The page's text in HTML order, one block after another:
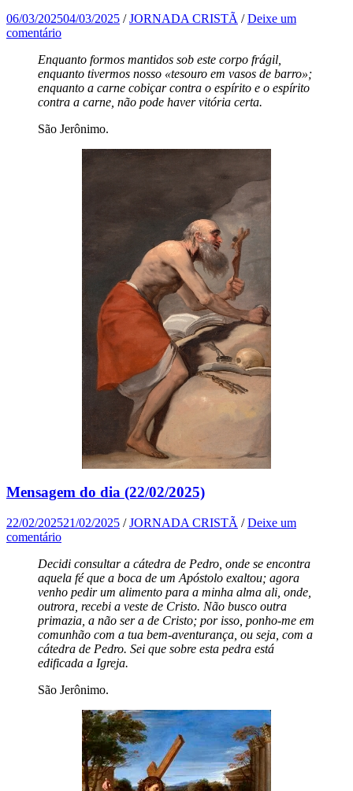
06/03/202504/03/2025 /JORNADA CRISTÃ /Deixe um
comentário
Enquanto formos mantidos sob este corpo frágil,
enquanto tivermos nosso «tesouro em vasos de barro»;
enquanto a carne cobiçar contra o espírito e o espírito
contra a carne, não pode haver vitória certa.
São Jerônimo.
Mensagem do dia (22/02/2025)
22/02/202521/02/2025 /JORNADA CRISTÃ /Deixe um
comentário
Decidi consultar a cátedra de Pedro, onde se encontra
aquela fé que a boca de um Apóstolo exaltou; agora
venho pedir um alimento para a minha alma ali, onde,
outrora, recebi a veste de Cristo. Não busco outra
primazia, a não ser a de Cristo; por isso, ponho-me em
comunhão com a tua bem-aventurança, ou seja, com a
cátedra de Pedro. Sei que sobre esta pedra está
edificada a Igreja.
São Jerônimo.